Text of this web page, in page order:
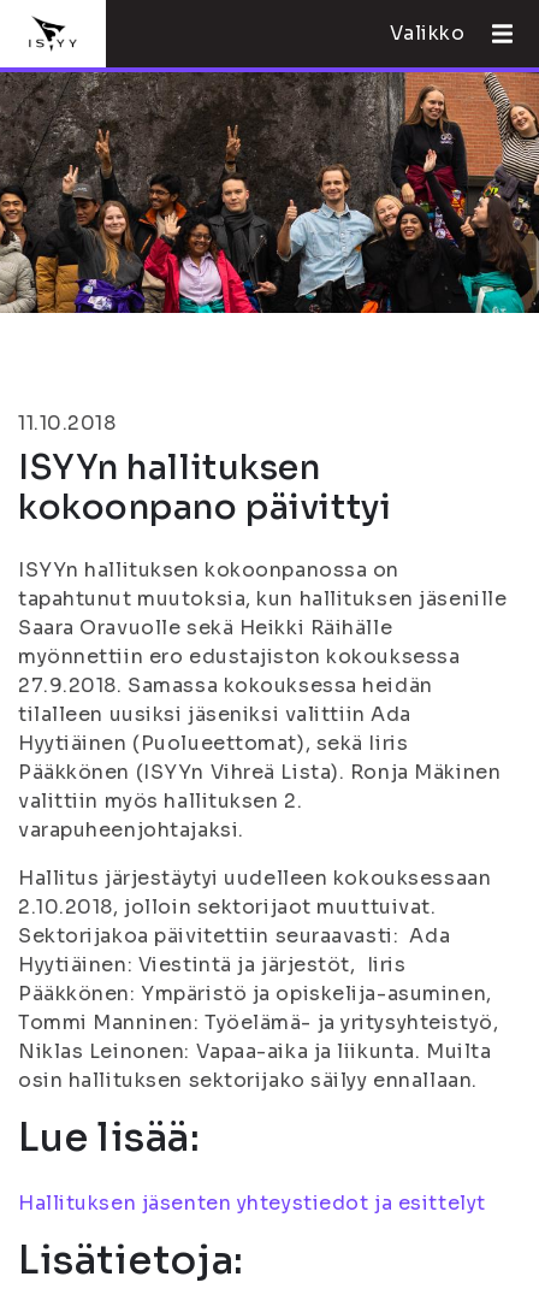
Valikko
11.10.2018
ISYYn hallituksen
kokoonpano päivittyi
ISYYn hallituksen kokoonpanossa on
tapahtunut muutoksia, kun hallituksen jäsenille
Saara Oravuolle sekä Heikki Räihälle
myönnettiin ero edustajiston kokouksessa
27.9.2018. Samassa kokouksessa heidän
tilalleen uusiksi jäseniksi valittiin Ada
Hyytiäinen (Puolueettomat), sekä Iiris
Pääkkönen (ISYYn Vihreä Lista). Ronja Mäkinen
valittiin myös hallituksen 2.
varapuheenjohtajaksi.
Hallitus järjestäytyi uudelleen kokouksessaan
2.10.2018, jolloin sektorijaot muuttuivat.
Sektorijakoa päivitettiin seuraavasti: Ada
Hyytiäinen: Viestintä ja järjestöt, Iiris
Pääkkönen: Ympäristö ja opiskelija-asuminen,
Tommi Manninen: Työelämä- ja yritysyhteistyö,
Niklas Leinonen: Vapaa-aika ja liikunta. Muilta
osin hallituksen sektorijako säilyy ennallaan.
Lue lisää:
Hallituksen jäsenten yhteystiedot ja esittelyt
Lisätietoja: